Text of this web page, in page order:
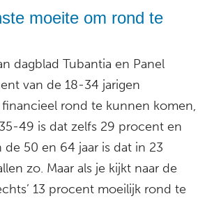
moeite om rond te
dagblad Tubantia en Panel
van de 18-34 jarigen
rond te kunnen komen,
49 is dat zelfs 29 procent en
50 en 64 jaar is dat in 23
zo. Maar als je kijkt naar de
13 procent moeilijk rond te